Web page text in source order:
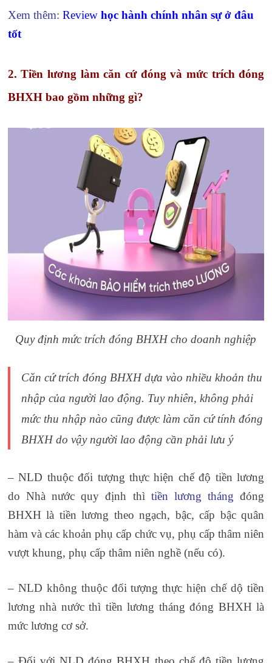
Xem thêm: Review học hành chính nhân sự ở đâu
tốt
2. Tiền lương làm căn cứ đóng và mức tríchđóng
BHXHbao gồm những gì?
Quy định mức trích đóng BHXH cho doanh nghiệp
Căn cứ trích đóng BHXH dựa vào nhiều khoản thu
nhập của người lao động. Tuy nhiên, không phải
mức thu nhập nào cũng được làm căn cứ tính đóng
BHXH do vậy người lao động cần phải lưu ý
– NLD thuộc đối tượng thực hiện chế độ tiền lương
do Nhà nước quy định thì tiền lương tháng đóng
BHXH là tiền lương theo ngạch, bậc, cấp bậc quân
hàm và các khoản phụ cấp chức vụ, phụ cấp thâm niên
vượt khung, phụ cấp thâm niên nghề (nếu có).
– NLD không thuộc đối tượng thực hiện chế dộ tiền
lương nhà nước thì tiền lương tháng đóng BHXH là
mức lương cơ sở.